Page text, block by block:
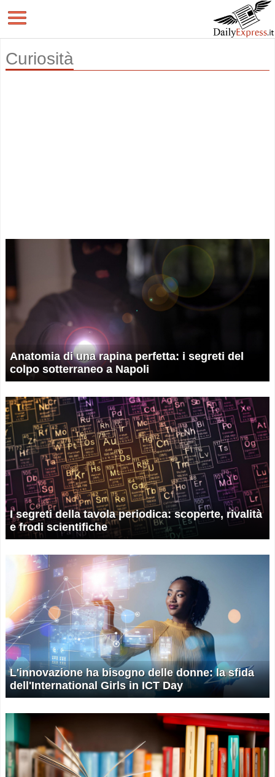
Curiosità
Anatomia di una rapina perfetta: i segreti del
colpo sotterraneo a Napoli
I segreti della tavola periodica: scoperte, rivalità
e frodi scientifiche
L'innovazione ha bisogno delle donne: la sfida
dell'International Girls in ICT Day